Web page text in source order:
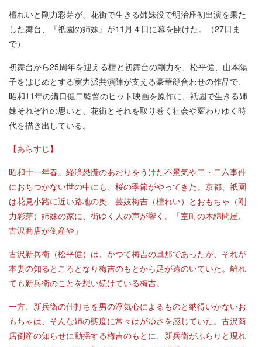
檀れいと剛力彩芽が、花街で生きる姉妹役で明治座初出演を果た
した舞台、『祇園の姉妹』が11月４日に幕を開けた。（27日ま
で）
初舞台から25周年を迎える檀と初舞台の剛力を、松平健、山本陽
子をはじめとする実力派共演陣が支える豪華顔合わせの作品で、
昭和11年の溝口健二監督のヒット映画を原作に、祇園で生きる姉
妹それぞれの思いと、花街とそれを取り巻く社会や変わりゆく時
代を描き出している。
【あらすじ】
昭和十一年春。経済恐慌のあおりをうけた不景気や二・二六事件
におちつかない世の中にも、桜の季節がやってきた。京都、祇園
は花見小路に近い路地の奥、芸妓梅吉（檀れい）とおもちゃ（剛
力彩芽）姉妹の家に、街ゆく人の声が響く。「室町の木綿問屋、
古沢商店が倒産や」
古沢新兵衛（松平健）は、かつて梅吉の旦那であったが、それが
本妻の知るところとなり梅吉のもとから足が遠のいていた。離れ
ても新兵衛のことを想い続けている梅吉。
一方、新兵衛の仕打ちを男の浮気心によるものと納得いかないお
もちゃは、そんな姉の態度に常々はがゆさを感じていた。古沢商
店倒産の知らせに動揺する梅吉のもとに、新兵衛がふらりと現れ